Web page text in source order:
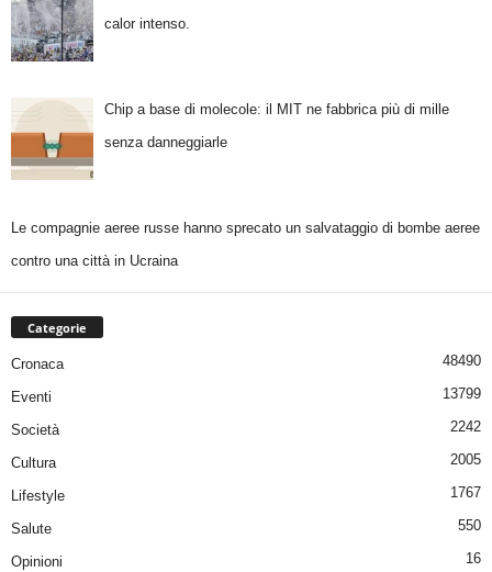
calor intenso.
Chip a base di molecole: il MIT ne fabbrica più di mille
senza danneggiarle
Le compagnie aeree russe hanno sprecato un salvataggio di bombe aeree
contro una città in Ucraina
Categorie
Cronaca 48490
Eventi 13799
Società 2242
Cultura 2005
Lifestyle 1767
Salute 550
Opinioni 16